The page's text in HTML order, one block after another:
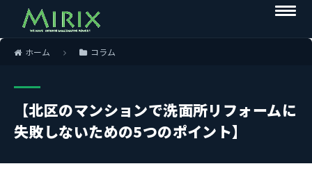
ホーム コラム
【北区のマンションで洗面所リフォームに
失敗しないための5つのポイント】